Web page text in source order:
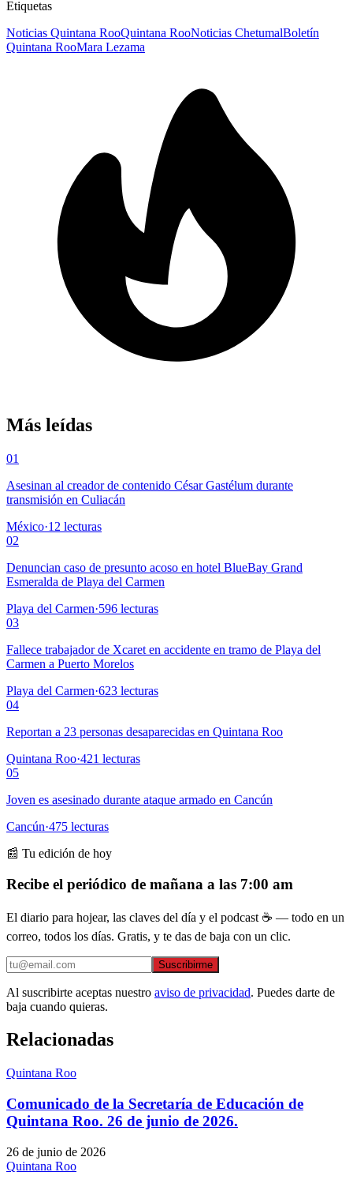
Etiquetas
Noticias Quintana RooQuintana RooNoticias ChetumalBoletín
Quintana RooMara Lezama
Más leídas
01
Asesinan al creador de contenido César Gastélum durante
transmisión en Culiacán
México·12 lecturas
02
Denuncian caso de presunto acoso en hotel BlueBay Grand
Esmeralda de Playa del Carmen
Playa del Carmen·596 lecturas
03
Fallece trabajador de Xcaret en accidente en tramo de Playa del
Carmen a Puerto Morelos
Playa del Carmen·623 lecturas
04
Reportan a 23 personas desaparecidas en Quintana Roo
Quintana Roo·421 lecturas
05
Joven es asesinado durante ataque armado en Cancún
Cancún·475 lecturas
📰 Tu edición de hoy
Recibe el periódico de mañana a las 7:00 am
El diario para hojear, las claves del día y el podcast ☕ — todo en un
correo, todos los días. Gratis, y te das de baja con un clic.
Suscribirme
Al suscribirte aceptas nuestro aviso de privacidad. Puedes darte de
baja cuando quieras.
Relacionadas
Quintana Roo
Comunicado de la Secretaría de Educación de
Quintana Roo. 26 de junio de 2026.
26 de junio de 2026
Quintana Roo